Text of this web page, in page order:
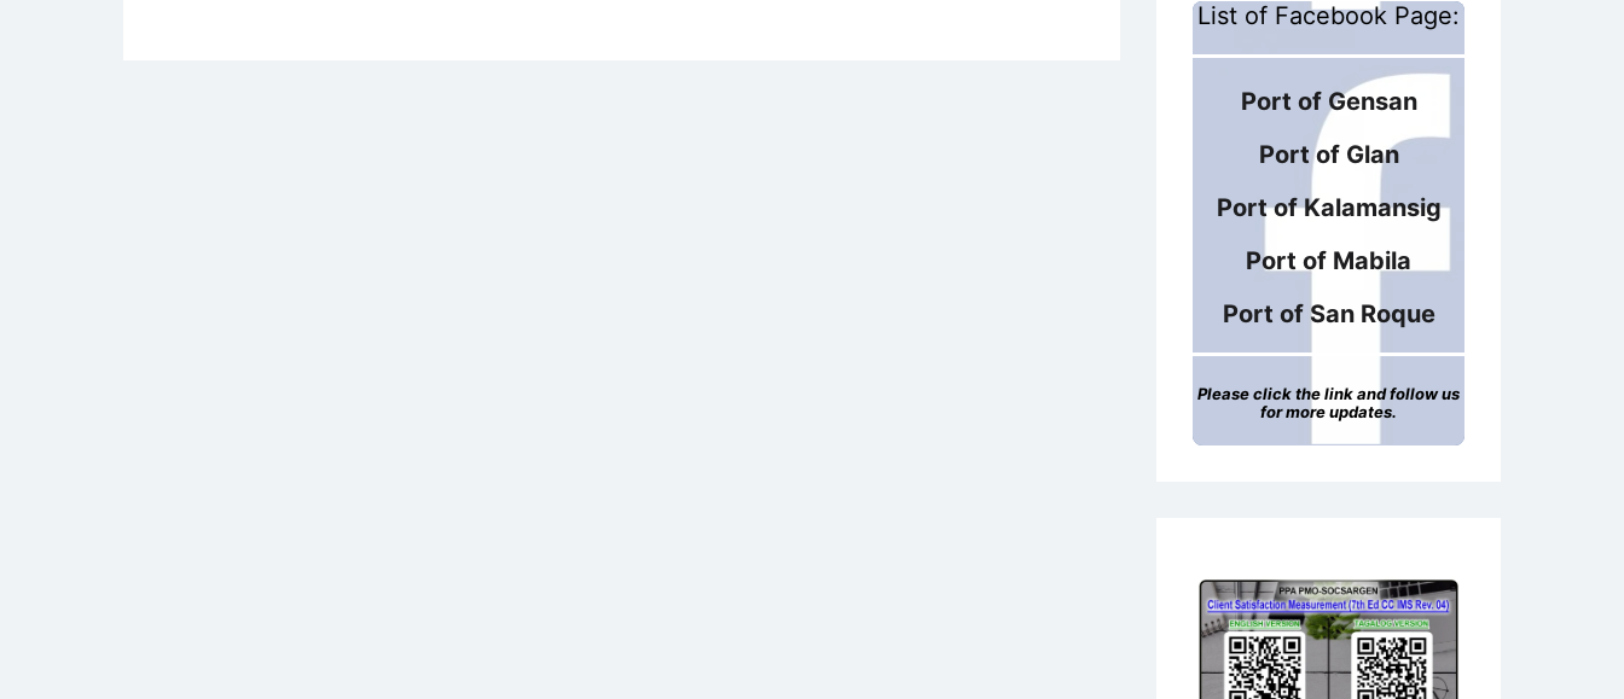
List of Facebook Page:
Port of Gensan
Port of Glan
Port of Kalamansig
Port of Mabila
Port of San Roque
Please click the link and follow us
for more updates.